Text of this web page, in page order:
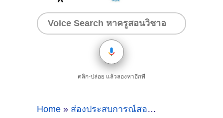
คลิก-ปล่อย แล้วลองหาอีกที
Home » ส่องประสบการณ์สอนเคมี